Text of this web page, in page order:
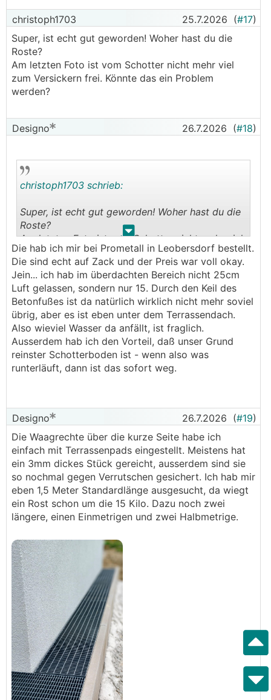
christoph1703 25.7.2026 (#17)
Super, ist echt gut geworden! Woher hast du die
Roste?
Am letzten Foto ist vom Schotter nicht mehr viel
zum Versickern frei. Könnte das ein Problem
werden?
Designo 26.7.2026 (#18)
. .
christoph1703 schrieb:
Super, ist echt gut geworden! Woher hast du die
Roste?
Am letzten Foto ist vom Schotter nicht mehr viel
zum Versickern frei. Könnte das ein Problem
werden?
Die hab ich mir bei Prometall in Leobersdorf bestellt.
Die sind echt auf Zack und der Preis war voll okay.
Jein... ich hab im überdachten Bereich nicht 25cm
Luft gelassen, sondern nur 15. Durch den Keil des
Betonfußes ist da natürlich wirklich nicht mehr soviel
übrig, aber es ist eben unter dem Terrassendach.
Also wieviel Wasser da anfällt, ist fraglich.
Ausserdem hab ich den Vorteil, daß unser Grund
reinster Schotterboden ist - wenn also was
runterläuft, dann ist das sofort weg.
Designo 26.7.2026 (#19)
Die Waagrechte über die kurze Seite habe ich
einfach mit Terrassenpads eingestellt. Meistens hat
ein 3mm dickes Stück gereicht, ausserdem sind sie
so nochmal gegen Verrutschen gesichert. Ich hab mir
eben 1,5 Meter Standardlänge ausgesucht, da wiegt
ein Rost schon um die 15 Kilo. Dazu noch zwei
längere, einen Einmetrigen und zwei Halbmetrige.